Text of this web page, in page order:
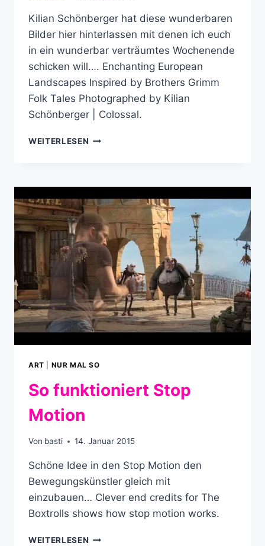
Kilian Schönberger hat diese wunderbaren
Bilder hier hinterlassen mit denen ich euch
in ein wunderbar verträumtes Wochenende
schicken will…. Enchanting European
Landscapes Inspired by Brothers Grimm
Folk Tales Photographed by Kilian
Schönberger | Colossal.
WEITERLESEN EUROPÄISCHE
DEN
GEBRÜDERN
GRIMM
ART NUR MAL SO
So funktioniert Stop
Motion
Von basti 14. Januar 2015
Schöne Idee in den Stop Motion den
Bewegungskünstler gleich mit
einzubauen… Clever end credits for The
Boxtrolls shows how stop motion works.
WEITERLESEN SO